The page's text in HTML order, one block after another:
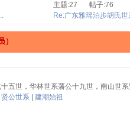
主题:27
帖子:76
Re:广东雅瑶泊步胡氏世
五世，华林世系藩公十九世，南山世
贤公世系
建潮始祖